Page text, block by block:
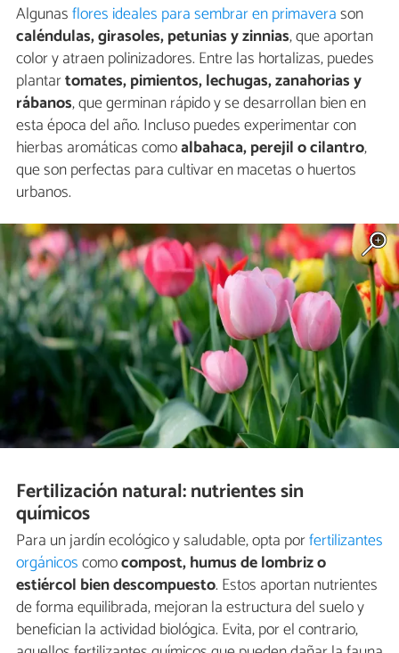
Algunasflores ideales para sembrar en primaverason
caléndulas, girasoles, petunias y zinnias, que aportan
color y atraen polinizadores. Entre las hortalizas, puedes
plantartomates, pimientos, lechugas, zanahorias y
rábanos, que germinan rápido y se desarrollan bien en
esta época del año. Incluso puedes experimentar con
hierbas aromáticas comoalbahaca, perejil o cilantro,
que son perfectas para cultivar en macetas o huertos
urbanos.
Fertilización natural: nutrientes sin
químicos
Para un jardín ecológico y saludable, opta porfertilizantes
orgánicoscomocompost, humus de lombriz o
estiércol bien descompuesto. Estos aportan nutrientes
de forma equilibrada, mejoran la estructura del suelo y
benefician la actividad biológica. Evita, por el contrario,